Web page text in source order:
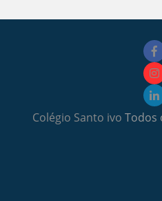
Colégio Santo ivo Todos